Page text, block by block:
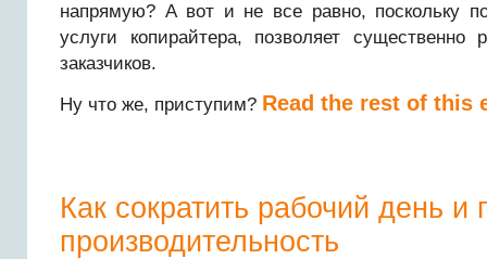
напрямую? А вот и не все равно, поскольку
услуги копирайтера, позволяет существенно
заказчиков.
Ну что же, приступим? Read the rest of this
Как сократить рабочий день и
производительность